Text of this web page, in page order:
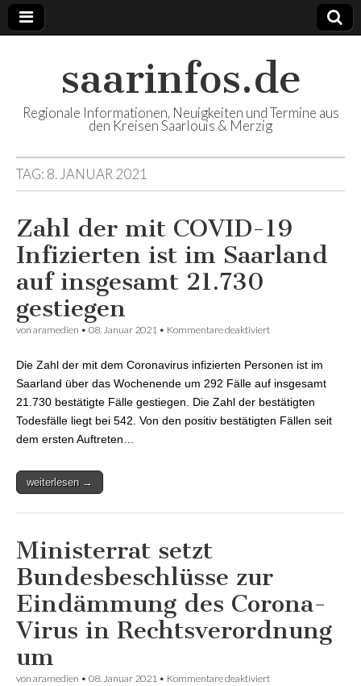
saarinfos.de
Regionale Informationen, Neuigkeiten und Termine aus
den Kreisen Saarlouis & Merzig
TAG: 8. JANUAR 2021
Zahl der mit COVID-19
Infizierten ist im Saarland
auf insgesamt 21.730
gestiegen
von aramedien • 08. Januar 2021 • Kommentare deaktiviert
Saarland auf
insgesamt 21.730
Die Zahl der mit dem Coronavirus infizierten Personen ist im
Saarland über das Wochenende um 292 Fälle auf insgesamt
21.730 bestätigte Fälle gestiegen. Die Zahl der bestätigten
Todesfälle liegt bei 542. Von den positiv bestätigten Fällen seit
dem ersten Auftreten…
weiterlesen →
Ministerrat setzt
Bundesbeschlüsse zur
Eindämmung des Corona-
Virus in Rechtsverordnung
um
von aramedien • 08. Januar 2021 • Kommentare deaktiviert